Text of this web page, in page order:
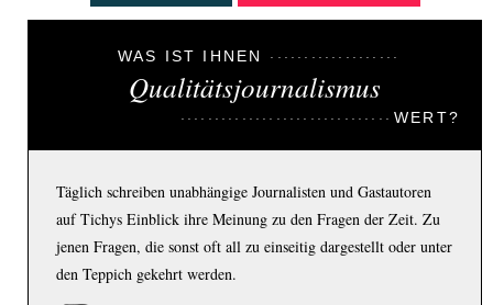
WAS IST IHNEN
Qualitätsjournalismus
WERT?
Täglich schreiben unabhängige Journalisten und Gastautoren
auf Tichys Einblick ihre Meinung zu den Fragen der Zeit. Zu
jenen Fragen, die sonst oft all zu einseitig dargestellt oder unter
den Teppich gekehrt werden.